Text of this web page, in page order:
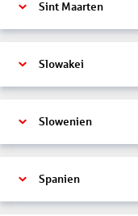
Sint Maarten
Slowakei
Slowenien
Spanien